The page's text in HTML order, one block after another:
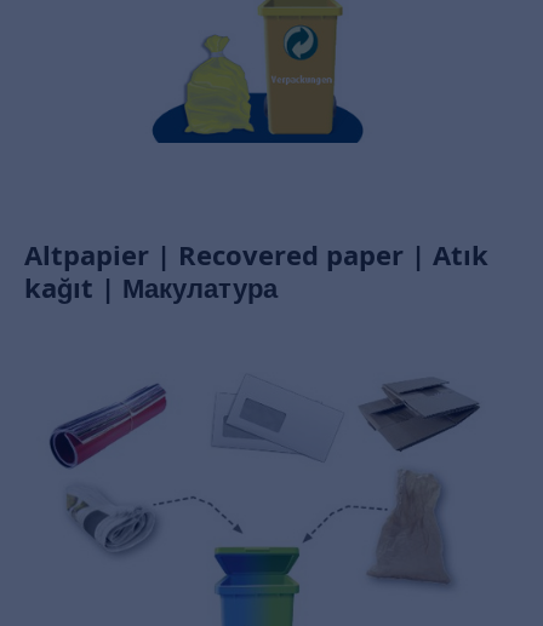
Altpapier | Recovered paper | Atık
kağıt | Макулатура